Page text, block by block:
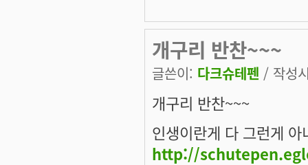
개구리 반찬~~~
글쓴이: 다크슈테펜 / 작성
개구리 반찬~~~
인생이란게 다 그런게
http://